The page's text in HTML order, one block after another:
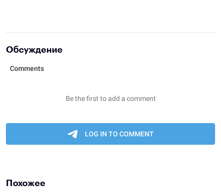
Обсуждение
Похожее